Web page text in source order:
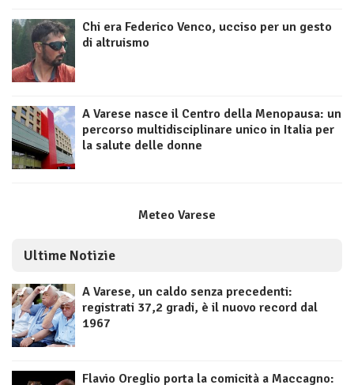
Chi era Federico Venco, ucciso per un gesto
di altruismo
A Varese nasce il Centro della Menopausa: un
percorso multidisciplinare unico in Italia per
la salute delle donne
Meteo Varese
Ultime Notizie
A Varese, un caldo senza precedenti:
registrati 37,2 gradi, è il nuovo record dal
1967
Flavio Oreglio porta la comicità a Maccagno: